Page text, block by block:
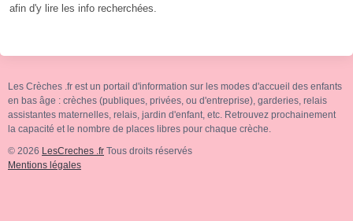
afin d'y lire les info recherchées.
Les Crèches .fr est un portail d'information sur les modes d'accueil des enfants
en bas âge : crèches (publiques, privées, ou d'entreprise), garderies, relais
assistantes maternelles, relais, jardin d'enfant, etc. Retrouvez prochainement
la capacité et le nombre de places libres pour chaque crèche.
© 2026 LesCreches .fr Tous droits réservés
Mentions légales